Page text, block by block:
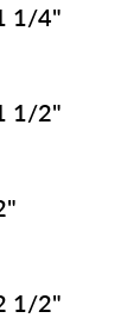
1/4"
1/2"
1/2"